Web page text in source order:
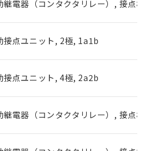
継電器（コンタクタリレー）, 接点
接点ユニット, 2極, 1a1b
接点ユニット, 4極, 2a2b
継電器（コンタクタリレー）, 接点
いただき、同意のうえ
、当社制御機器事業取扱
ていただくものです。